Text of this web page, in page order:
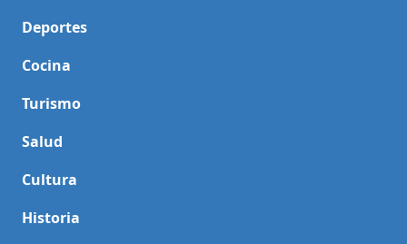
Deportes
Cocina
Turismo
Salud
Cultura
Historia